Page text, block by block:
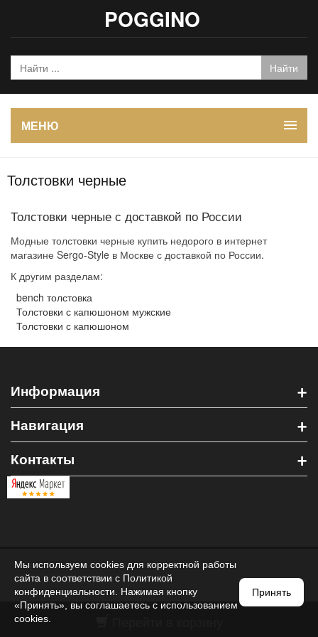
POGGINO
МЕНЮ
Толстовки черные
Толстовки черные с доставкой по России
Модные толстовки черные купить недорого в интернет
магазине Sergo-Style в Москве с доставкой по России.
К другим разделам:
bench толстовка
Толстовки с капюшоном мужские
Толстовки с капюшоном
Информация +
Навигация +
Контакты +
Мы используем cookies для корректной работы
сайта в соответствии с Политикой
конфиденциальности . Нажимая кнопку
«Принять», вы соглашаетесь с использованием
cookies.
Принять